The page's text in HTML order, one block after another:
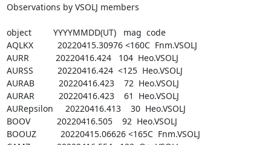
Observations by VSOLJ members
object         YYYYMMDD(UT)   mag  code
AQLKX          20220415.30976 <160C  Fnm.VSOLJ
AURR           20220416.424   104  Heo.VSOLJ
AURSS          20220416.424  <125  Heo.VSOLJ
AURAB          20220416.423    72  Heo.VSOLJ
AURAR          20220416.423    61  Heo.VSOLJ
AURepsilon     20220416.413    30  Heo.VSOLJ
BOOV           20220416.505    92  Heo.VSOLJ
BOOUZ          20220415.06626 <165C  Fnm.VSOLJ